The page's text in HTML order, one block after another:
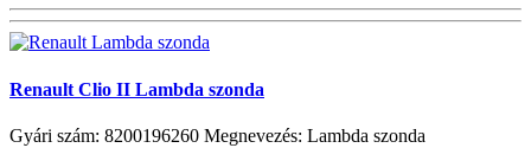
Renault Clio II Lambda szonda
Gyári szám: 8200196260 Megnevezés: Lambda szonda